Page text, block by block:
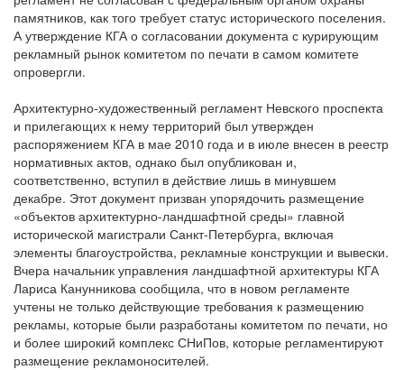
памятников, как того требует статус исторического поселения.
А утверждение КГА о согласовании документа с курирующим
рекламный рынок комитетом по печати в самом комитете
опровергли.
Архитектурно-художественный регламент Невского проспекта
и прилегающих к нему территорий был утвержден
распоряжением КГА в мае 2010 года и в июле внесен в реестр
нормативных актов, однако был опубликован и,
соответственно, вступил в действие лишь в минувшем
декабре. Этот документ призван упорядочить размещение
«объектов архитектурно-ландшафтной среды» главной
исторической магистрали Санкт-Петербурга, включая
элементы благоустройства, рекламные конструкции и вывески.
Вчера начальник управления ландшафтной архитектуры КГА
Лариса Канунникова сообщила, что в новом регламенте
учтены не только действующие требования к размещению
рекламы, которые были разработаны комитетом по печати, но
и более широкий комплекс СНиПов, которые регламентируют
размещение рекламоносителей.